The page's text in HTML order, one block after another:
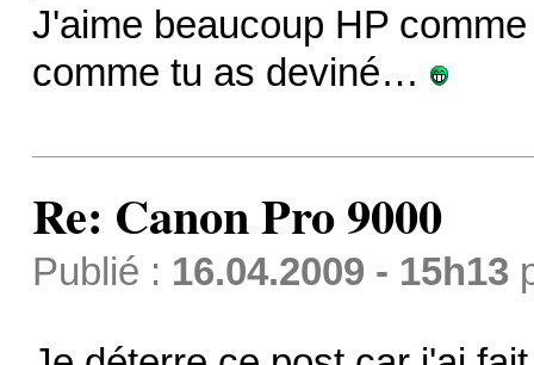
J'aime beaucoup HP
comme tu as deviné…
Re: Canon Pro 9000
Publié : 16.04.2009 - 15h13